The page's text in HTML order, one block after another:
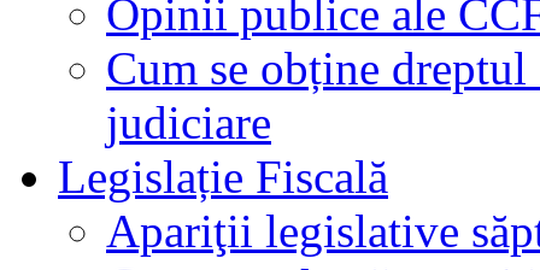
Opinii publice ale
Cum se obține
judiciare
Legislație Fiscală
Apariţii legislative